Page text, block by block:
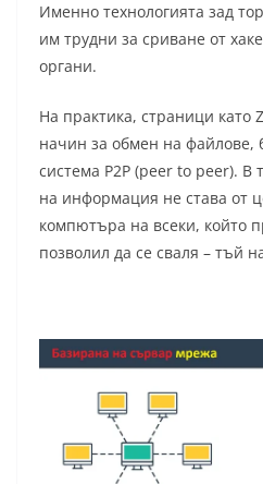
Именно технологията зад
им трудни за сриване от
органи.
На практика, страници като
начин за обмен на файлове,
система P2P (peer to peer). В
на информация не става от
компютъра на всеки, който
позволил да се сваля – тъй